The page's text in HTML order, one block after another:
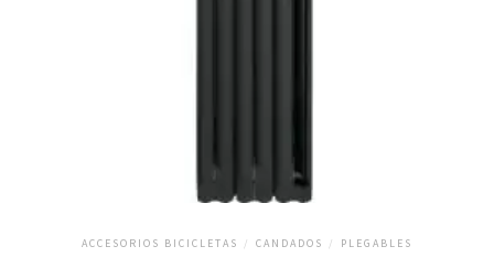
ACCESORIOS BICICLETAS / CANDADOS / PLEGABLES